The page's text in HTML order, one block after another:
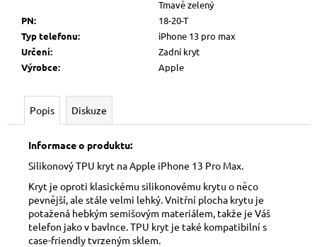
Tmavě zelený
PN:
18-20-T
Typ telefonu:
iPhone 13 pro max
Určení:
Zadní kryt
Výrobce: Apple
Popis Diskuze
Informace o produktu:
Silikonový TPU kryt na Apple iPhone 13 Pro Max.
Kryt je oproti klasickému silikonovému krytu o něco
pevnější, ale stále velmi lehký. Vnitřní plocha krytu je
potažená hebkým semišovým materiálem, takže je Váš
telefon jako v bavlnce. TPU kryt je také kompatibilní s
case-friendly tvrzeným sklem.